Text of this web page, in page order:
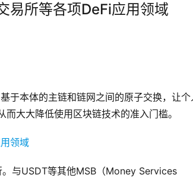
易所等各项DeFi应用领域
于本体的主链和链网之间的原子交换，让个
大大降低使用区块链技术的准入门槛。
与USDT等其他MSB（Money Services